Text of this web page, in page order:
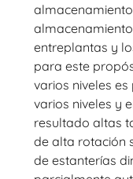
entreplantas y
para este
varios niveles
varios niveles y
resultado altas
de alta rotación
de estanterías